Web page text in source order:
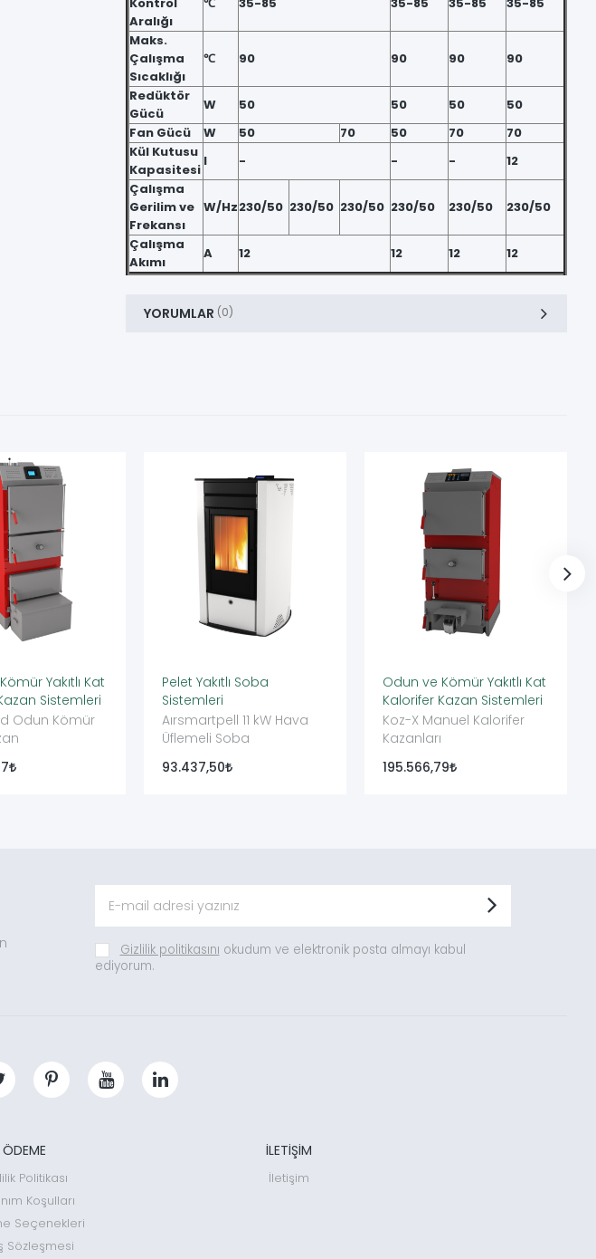
Kontrol
Aralığı
℃ 35-85 35-85 35-85 35-85
Maks.
Çalışma
Sıcaklığı
℃ 90 90 90 90
Redüktör
Gücü
W 50 50 50 50
Fan Gücü W 50 70 50 70
70
Kül Kutusu
Kapasitesi
l - - - 12
Çalışma
Gerilim ve
Frekansı
W/Hz 230/50 230/50 230/50 230/50 230/50 230/50
Çalışma
Akımı
A 12 12 12 12
YORUMLAR (0)
Yakıtlı Kat
Sistemleri
Odun Kömür
Pelet Yakıtlı Soba
Sistemleri
Aırsmartpell 11 kW Hava
Üflemeli Soba
93.437,50
Odun ve Kömür Yakıtlı Kat
Kalorifer Kazan Sistemleri
Koz-X Manuel Kalorifer
Kazanları
195.566,79
Gizlilik politikasını okudum ve elektronik posta almayı kabul
ediyorum.
ÖDEME
Politikası
Koşulları
Seçenekleri
Sözleşmesi
İLETİŞİM
İletişim